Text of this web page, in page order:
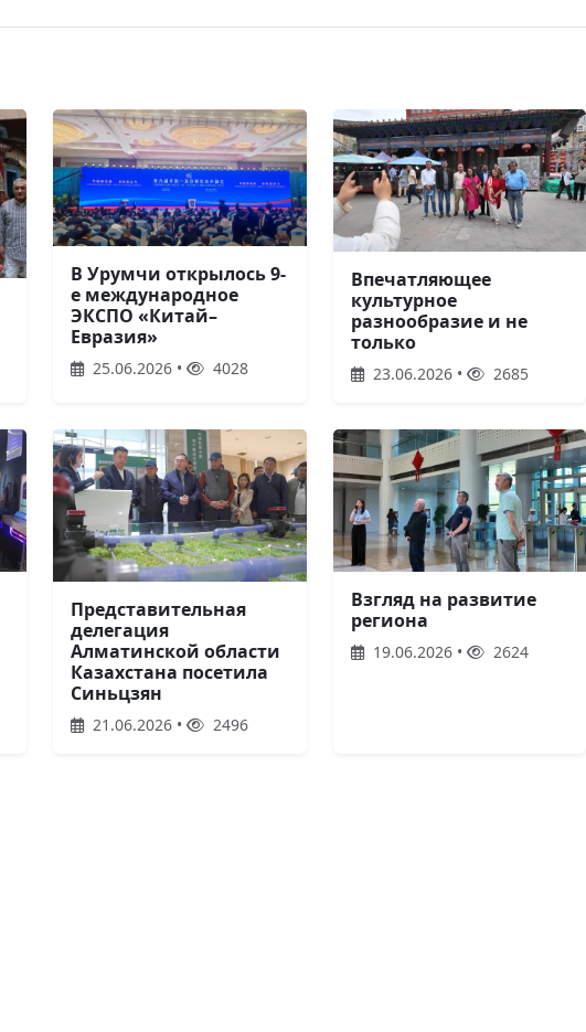
В Урумчи открылось 9-
е международное
ЭКСПО «Китай–
Евразия»
25.06.2026 • 4028
Впечатляющее
культурное
разнообразие и не
только
23.06.2026 • 2685
Представительная
делегация
Алматинской области
Казахстана посетила
Синьцзян
21.06.2026 • 2496
Взгляд на развитие
региона
19.06.2026 • 2624